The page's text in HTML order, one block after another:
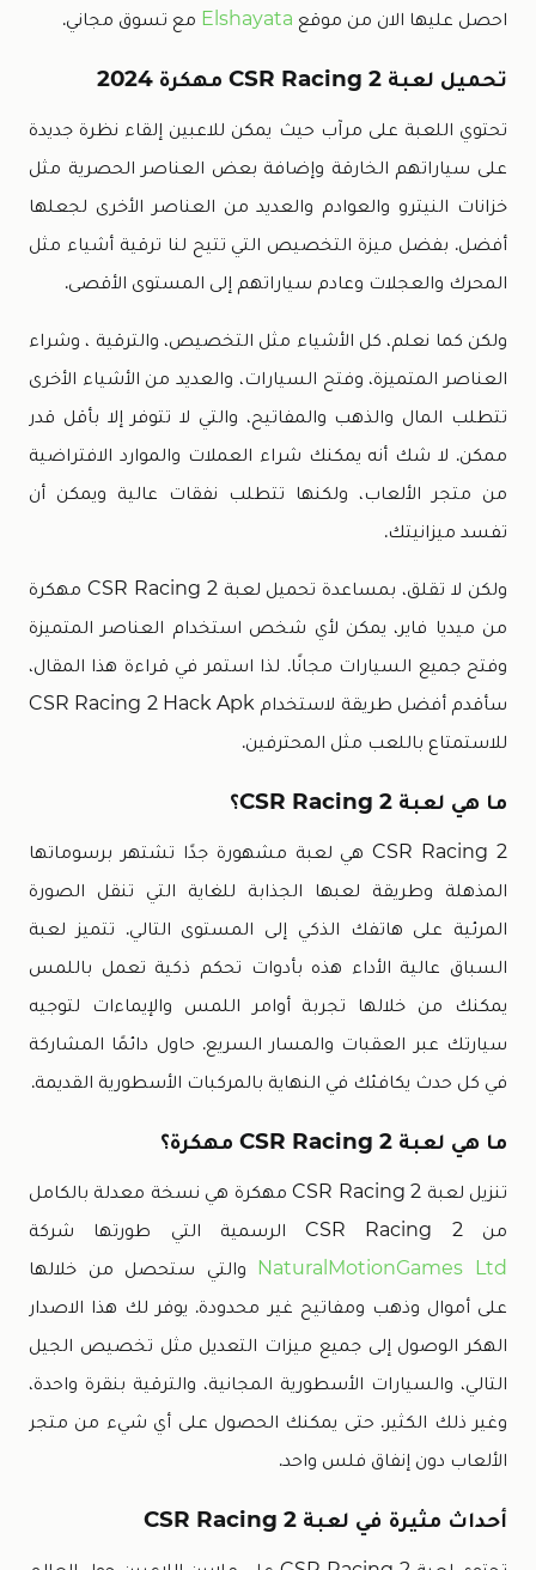
احصل عليها الان من موقع Elshayata مع تسوق مجاني.
تحميل لعبة CSR Racing 2 مهكرة 2024
تحتوي اللعبة على مرآب حيث يمكن للاعبين إلقاء نظرة جديدة
على سياراتهم الخارقة وإضافة بعض العناصر الحصرية مثل
خزانات النيترو والعوادم والعديد من العناصر الأخرى لجعلها
أفضل. بفضل ميزة التخصيص التي تتيح لنا ترقية أشياء مثل
المحرك والعجلات وعادم سياراتهم إلى المستوى الأقصى.
ولكن كما نعلم، كل الأشياء مثل التخصيص، والترقية ، وشراء
العناصر المتميزة، وفتح السيارات، والعديد من الأشياء الأخرى
تتطلب المال والذهب والمفاتيح، والتي لا تتوفر إلا بأقل قدر
ممكن. لا شك أنه يمكنك شراء العملات والموارد الافتراضية
من متجر الألعاب، ولكنها تتطلب نفقات عالية ويمكن أن
تفسد ميزانيتك.
ولكن لا تقلق، بمساعدة تحميل لعبة CSR Racing 2 مهكرة
من ميديا فاير، يمكن لأي شخص استخدام العناصر المتميزة
وفتح جميع السيارات مجانًا. لذا استمر في قراءة هذا المقال،
سأقدم أفضل طريقة لاستخدام CSR Racing 2 Hack Apk
للاستمتاع باللعب مثل المحترفين.
ما هي لعبة CSR Racing 2؟
CSR Racing 2 هي لعبة مشهورة جدًا تشتهر برسوماتها
المذهلة وطريقة لعبها الجذابة للغاية التي تنقل الصورة
المرئية على هاتفك الذكي إلى المستوى التالي. تتميز لعبة
السباق عالية الأداء هذه بأدوات تحكم ذكية تعمل باللمس
يمكنك من خلالها تجربة أوامر اللمس والإيماءات لتوجيه
سيارتك عبر العقبات والمسار السريع. حاول دائمًا المشاركة
في كل حدث يكافئك في النهاية بالمركبات الأسطورية القديمة.
ما هي لعبة CSR Racing 2 مهكرة؟
تنزيل لعبة CSR Racing 2 مهكرة هي نسخة معدلة بالكامل
من CSR Racing 2 الرسمية التي طورتها شركة
NaturalMotionGames Ltd والتي ستحصل من خلالها
على أموال وذهب ومفاتيح غير محدودة. يوفر لك هذا الاصدار
الهكر الوصول إلى جميع ميزات التعديل مثل تخصيص الجيل
التالي، والسيارات الأسطورية المجانية، والترقية بنقرة واحدة،
وغير ذلك الكثير. حتى يمكنك الحصول على أي شيء من متجر
الألعاب دون إنفاق فلس واحد.
أحداث مثيرة في لعبة CSR Racing 2